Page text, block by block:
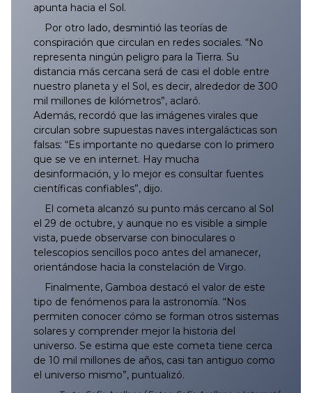
apunta hacia el Sol.
Por otro lado, desmintió las teorías de
conspiración que circulan en redes sociales. “No
representa ningún peligro para la Tierra. Su
distancia más cercana será de casi el doble entre
nuestro planeta y el Sol, es decir, alrededor de 300
mil millones de kilómetros”, aclaró.
Además, recordó que las imágenes virales que
circulan sobre supuestas naves intergalácticas son
falsas: “Es importante no quedarse con lo primero
que se ve en internet. Hay mucha
desinformación, y lo mejor es consultar fuentes
científicas confiables”, dijo.
El cometa alcanzó su punto más cercano al Sol
el 29 de octubre, y aunque no es visible a simple
vista, puede observarse con binoculares o
telescopios sencillos poco antes del amanecer,
orientándose hacia la constelación de Virgo.
Finalmente, Gamboa destacó el valor de este
tipo de fenómenos para la astronomía. “Nos
permiten conocer cómo se forman otros sistemas
solares y comprender mejor la historia del
universo. Se estima que este cometa tiene cerca
de 10 mil millones de años, casi tan antiguo como
el universo mismo”, puntualizó.